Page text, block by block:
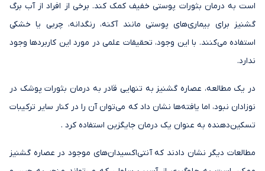
است به درمان بثورات پوستی خفیف کمک کند. برخی از افراد از آب برگ
گشنیز برای بیماری‌های پوستی مانند آکنه، رنگدانه، چربی یا خشکی
استفاده می‌کنند. با این وجود، تحقیقات علمی در مورد این کاربردها وجود
ندارد.
در یک مطالعه، عصاره گشنیز به تنهایی قادر به درمان بثورات پوشک در
نوزادان نبود، اما یافته‌ها نشان داد که می‌توان آن را در کنار سایر ترکیبات
تسکین‌دهنده به عنوان یک درمان جایگزین استفاده کرد .
مطالعات دیگر نشان دادند که آنتی‌اکسیدان‌های موجود در عصاره گشنیز